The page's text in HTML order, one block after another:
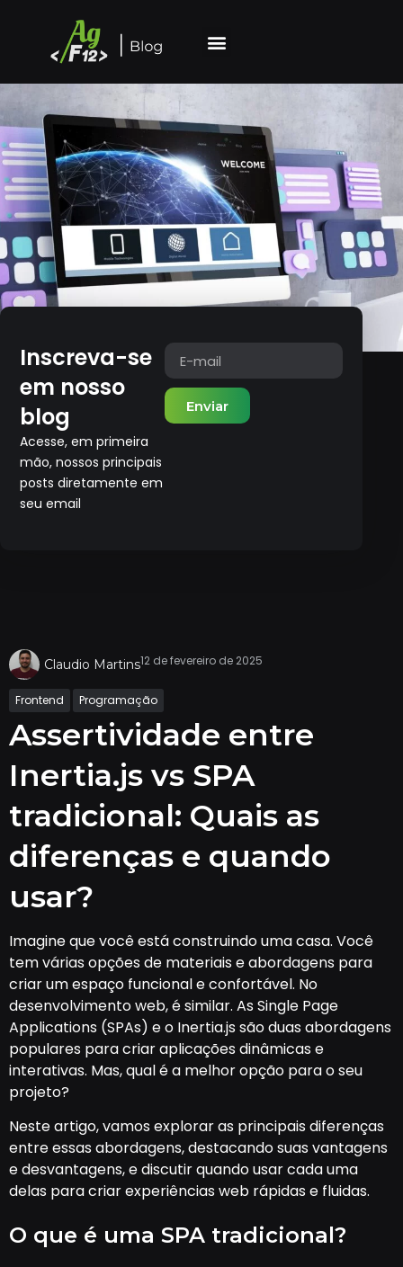
Inscreva-se
em nosso
blog
Acesse, em primeira
mão, nossos principais
posts diretamente em
seu email
Enviar
Claudio Martins12 de fevereiro de 2025
Frontend Programação
Assertividade entre
Inertia.js vs SPA
tradicional: Quais as
diferenças e quando
usar?
Imagine que você está construindo uma casa. Você
tem várias opções de materiais e abordagens para
criar um espaço funcional e confortável. No
desenvolvimento web, é similar. As Single Page
Applications (SPAs) e o Inertia.js são duas abordagens
populares para criar aplicações dinâmicas e
interativas. Mas, qual é a melhor opção para o seu
projeto?
Neste artigo, vamos explorar as principais diferenças
entre essas abordagens, destacando suas vantagens
e desvantagens, e discutir quando usar cada uma
delas para criar experiências web rápidas e fluidas.
O que é uma SPA tradicional?